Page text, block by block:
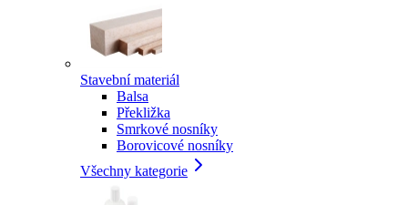
Stavební materiál
Balsa
Překližka
Smrkové nosníky
Borovicové nosníky
Všechny kategorie